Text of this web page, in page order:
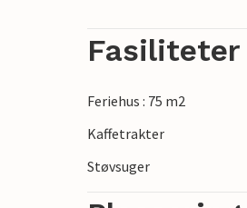
Fasiliteter
Feriehus : 75 m2
Kaffetrakter
Støvsuger